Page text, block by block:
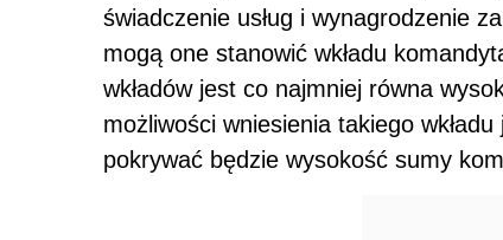
świadczenie usług i wynagrodzenie
mogą one stanowić wkładu
wkładów jest co najmniej równa
możliwości wniesienia takiego
pokrywać będzie wysokość sumy